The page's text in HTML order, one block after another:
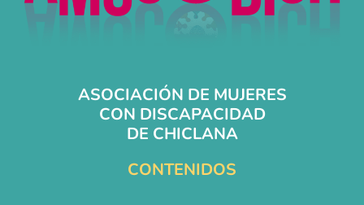
ASOCIACIÓN DE MUJERES
CON DISCAPACIDAD
DE CHICLANA
CONTENIDOS